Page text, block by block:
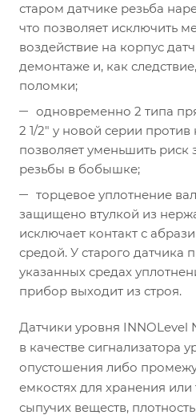
старом датчике резьба
что позволяет исключить
воздействие на корпус
демонтаже и, как
поломки;
одновременно 2 типа
2 1/2" у новой серии против
позволяет уменьшить риск
резьбы в бобышке;
торцевое уплотнение
защищено втулкой из
исключает контакт с
средой. У старого датчика
указанных средах
прибор выходит из строя.
Датчики уровня INNOLevel
в качестве сигнализатора
опустошения либо
емкостях для хранения
сыпучих веществ,